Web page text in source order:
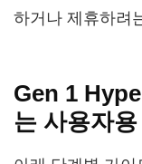
하거나 제휴하려
Gen 1
는 사용자용